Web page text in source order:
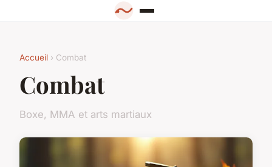
Accueil › Combat
Combat
Boxe, MMA et arts martiaux